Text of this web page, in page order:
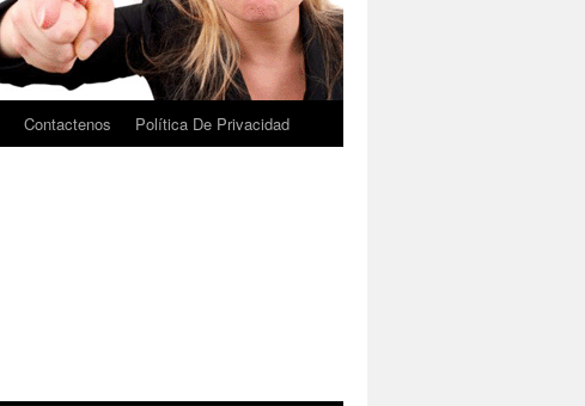
Contactenos Política De Privacidad